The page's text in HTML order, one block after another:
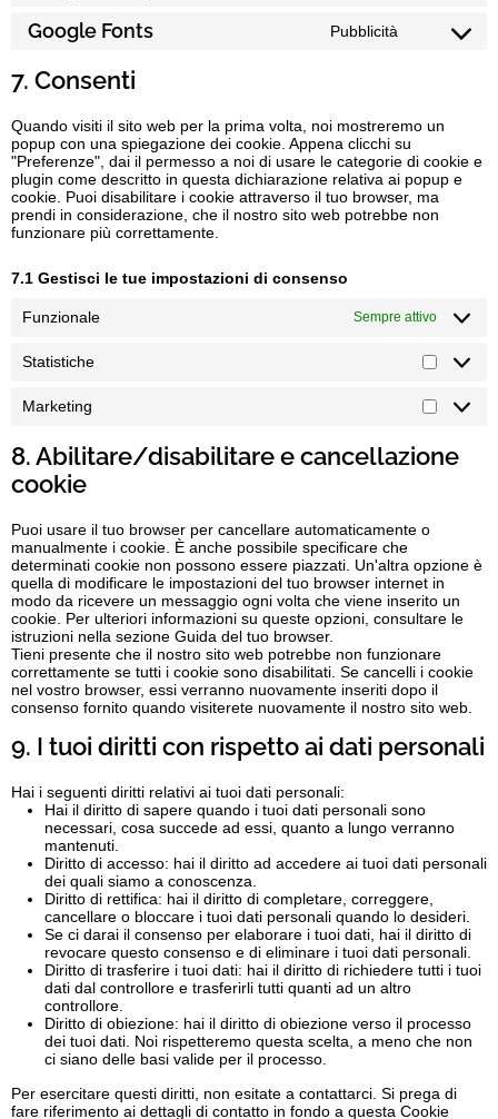
Google Fonts Pubblicità
7. Consenti
Quando visiti il sito web per la prima volta, noi mostreremo un
popup con una spiegazione dei cookie. Appena clicchi su
"Preferenze", dai il permesso a noi di usare le categorie di cookie e
plugin come descritto in questa dichiarazione relativa ai popup e
cookie. Puoi disabilitare i cookie attraverso il tuo browser, ma
prendi in considerazione, che il nostro sito web potrebbe non
funzionare più correttamente.
7.1 Gestisci le tue impostazioni di consenso
Funzionale Sempre attivo
Statistiche
Marketing
8. Abilitare/disabilitare e cancellazione
cookie
Puoi usare il tuo browser per cancellare automaticamente o
manualmente i cookie. È anche possibile specificare che
determinati cookie non possono essere piazzati. Un'altra opzione è
quella di modificare le impostazioni del tuo browser internet in
modo da ricevere un messaggio ogni volta che viene inserito un
cookie. Per ulteriori informazioni su queste opzioni, consultare le
istruzioni nella sezione Guida del tuo browser.
Tieni presente che il nostro sito web potrebbe non funzionare
correttamente se tutti i cookie sono disabilitati. Se cancelli i cookie
nel vostro browser, essi verranno nuovamente inseriti dopo il
consenso fornito quando visiterete nuovamente il nostro sito web.
9. I tuoi diritti con rispetto ai dati personali
Hai i seguenti diritti relativi ai tuoi dati personali:
Hai il diritto di sapere quando i tuoi dati personali sono
necessari, cosa succede ad essi, quanto a lungo verranno
mantenuti.
Diritto di accesso: hai il diritto ad accedere ai tuoi dati personali
dei quali siamo a conoscenza.
Diritto di rettifica: hai il diritto di completare, correggere,
cancellare o bloccare i tuoi dati personali quando lo desideri.
Se ci darai il consenso per elaborare i tuoi dati, hai il diritto di
revocare questo consenso e di eliminare i tuoi dati personali.
Diritto di trasferire i tuoi dati: hai il diritto di richiedere tutti i tuoi
dati dal controllore e trasferirli tutti quanti ad un altro
controllore.
Diritto di obiezione: hai il diritto di obiezione verso il processo
dei tuoi dati. Noi rispetteremo questa scelta, a meno che non
ci siano delle basi valide per il processo.
Per esercitare questi diritti, non esitate a contattarci. Si prega di
fare riferimento ai dettagli di contatto in fondo a questa Cookie